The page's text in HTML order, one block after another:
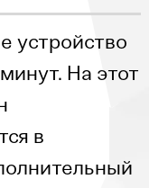
устройство
На этот
в